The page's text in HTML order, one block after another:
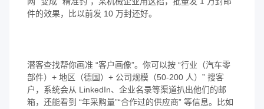
件的效果，比以前发 10 万封还好。
潜客查找帮你画准 “客户画像”。你可以按 “行业（汽车零
部件）+ 地区（德国）+ 公司规模（50-200 人）” 搜客
户，系统会从 LinkedIn、企业名录等渠道扒出他们的邮
箱，还能看到 “年采购量”“合作过的供应商” 等信息。比如